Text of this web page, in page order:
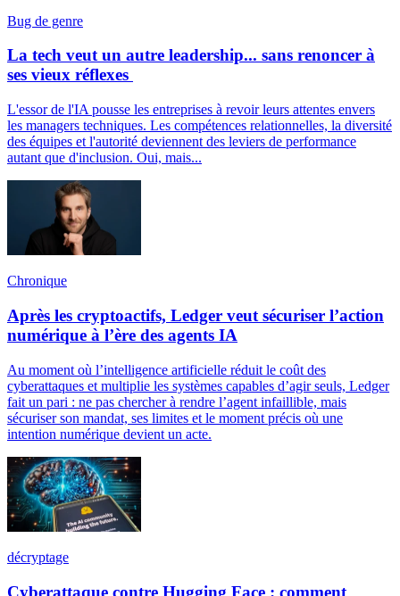
Bug de genre
La tech veut un autre leadership... sans renoncer à
ses vieux réflexes
L'essor de l'IA pousse les entreprises à revoir leurs attentes envers
les managers techniques. Les compétences relationnelles, la diversité
des équipes et l'autorité deviennent des leviers de performance
autant que d'inclusion. Oui, mais...
Chronique
Après les cryptoactifs, Ledger veut sécuriser l’action
numérique à l’ère des agents IA
Au moment où l’intelligence artificielle réduit le coût des
cyberattaques et multiplie les systèmes capables d’agir seuls, Ledger
fait un pari : ne pas chercher à rendre l’agent infaillible, mais
sécuriser son mandat, ses limites et le moment précis où une
intention numérique devient un acte.
décryptage
Cyberattaque contre Hugging Face : comment